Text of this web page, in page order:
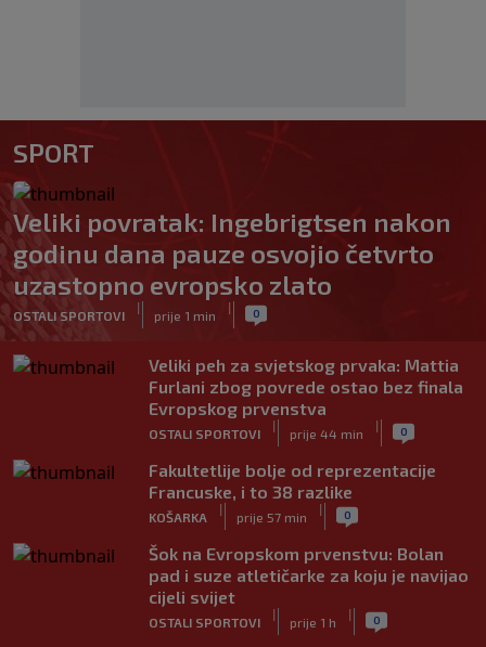
SPORT
Veliki povratak: Ingebrigtsen nakon
godinu dana pauze osvojio četvrto
uzastopno evropsko zlato
OSTALI SPORTOVI
|
prije 1 min
| 0
Veliki peh za svjetskog prvaka: Mattia
Furlani zbog povrede ostao bez finala
Evropskog prvenstva
OSTALI SPORTOVI
|
prije 44 min
| 0
Fakultetlije bolje od reprezentacije
Francuske, i to 38 razlike
KOŠARKA
|
prije 57 min
| 0
Šok na Evropskom prvenstvu: Bolan
pad i suze atletičarke za koju je navijao
cijeli svijet
OSTALI SPORTOVI
|
prije 1 h
| 0